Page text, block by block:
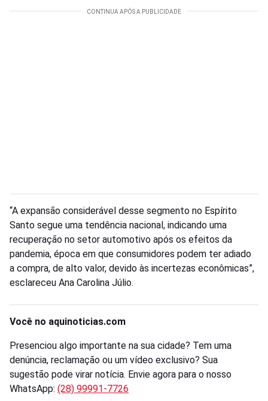
“A expansão considerável desse segmento no Espírito
Santo segue uma tendência nacional, indicando uma
recuperação no setor automotivo após os efeitos da
pandemia, época em que consumidores podem ter adiado
a compra, de alto valor, devido às incertezas econômicas”,
esclareceu Ana Carolina Júlio.
Você no aquinoticias.com
Presenciou algo importante na sua cidade? Tem uma
denúncia, reclamação ou um vídeo exclusivo? Sua
sugestão pode virar notícia. Envie agora para o nosso
WhatsApp: (28) 99991-7726